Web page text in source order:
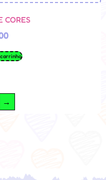
CORES
→